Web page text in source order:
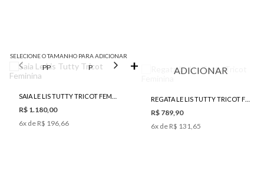
SELECIONE O TAMANHO PARA ADICIONAR
PP P M G
R$ 1.180,00
6x de R$ 196,66
ADICIONAR
R$ 789,90
6x de R$ 131,65